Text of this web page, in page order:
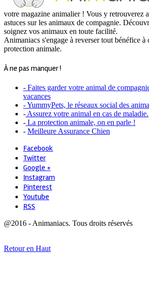
votre magazine animalier ! Vous y retrouverez
astuces sur les animaux de compagnie.
soignez vos animaux en toute facilité.
Animaniacs s'engage à reverser tout bénéfice à
protection animale.
À ne pas manquer !
- Faites garder votre animal de
vacances
- YummyPets, le réseaux social des
-Assurez votre animal en cas de maladie.
- La protection animale, on en parle !
- Meilleure Assurance Chien
Facebook
Twitter
Google +
Instagram
Pinterest
Youtube
RSS
@2016 - Animaniacs. Tous droits réservés
Retour en Haut